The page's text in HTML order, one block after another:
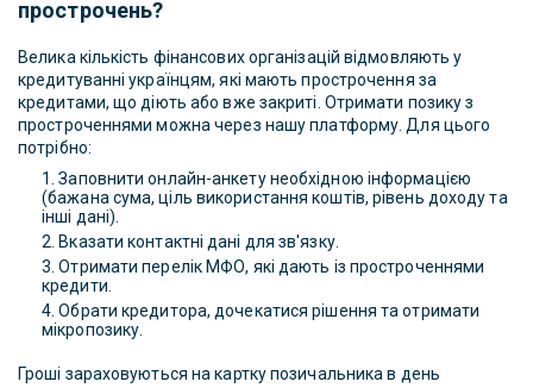
прострочень?
Велика кількість фінансових організацій відмовляють у
кредитуванні українцям, які мають прострочення за
кредитами, що діють або вже закриті. Отримати позику з
простроченнями можна через нашу платформу. Для цього
потрібно:
Заповнити онлайн-анкету необхідною інформацією
(бажана сума, ціль використання коштів, рівень доходу та
інші дані).
Вказати контактні дані для зв'язку.
Отримати перелік МФО, які дають із простроченнями
кредити.
Обрати кредитора, дочекатися рішення та отримати
мікропозику.
Гроші зараховуються на картку позичальника в день